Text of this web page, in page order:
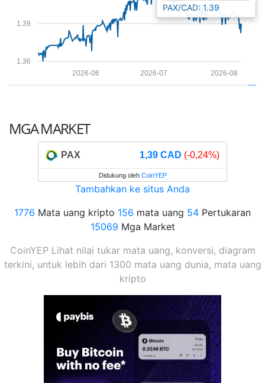
1.36
1.39
2026-08
2026-07
2026-06
PAX/CAD: 1.39
MGA MARKET
PAX 1,39 CAD (-0,24%)
Didukung oleh CoinYEP
Tambahkan ke situs Anda
1776 Mata uang kripto 156 mata uang 54 Pertukaran
15069 Mga Market
CoinYEP Lihat nilai tukar mata uang, konversi, diagram
terkini, untuk lebih dari 1300 mata uang dunia, mata uang
kripto